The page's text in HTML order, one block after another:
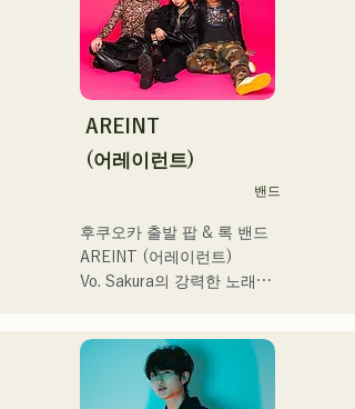
ラデサルサ、福岡ウィニン
グスピリッツのスタジアム
DJ、金鷲旗、山笠関連イベ
ント、地域イベント、
summit)、福岡市武道館オー
プニング記念イベント,結婚
す。
アーティストの日本人父と
アメリカ人母から生まれた
福岡を中心にブッキングラ
イブや路上ライブなど精力
的に活動を行っている。
2025年11月22日にはファー
催。
소설을 바탕으로 한 즐겁고
어딘가 애수있는 곡에 주목!
!
AREINT
(어레이런트)
밴드
후쿠오카 출발 팝 & 록 밴드
AREINT (어레이런트)
Vo. Sakura의 강력한 노래
SHO에 의해 만들어지는 악
곡은 캐치에서 어딘가 익숙
한 록 사운드가 특징이며 독